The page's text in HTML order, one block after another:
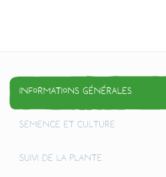
Informations générales
Semence et culture
Suivi de la plante